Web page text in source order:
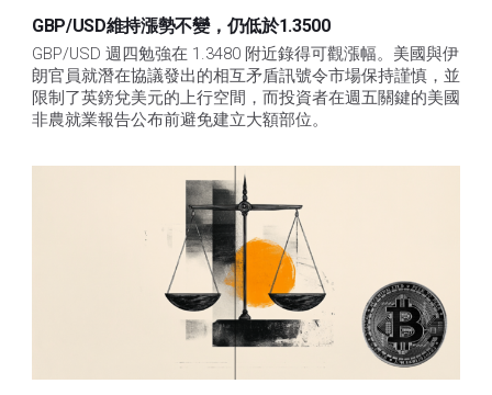
GBP/USD維持漲勢不變，仍低於1.3500
GBP/USD 週四勉強在 1.3480 附近錄得可觀漲幅。美國與伊
朗官員就潛在協議發出的相互矛盾訊號令市場保持謹慎，並
限制了英鎊兌美元的上行空間，而投資者在週五關鍵的美國
非農就業報告公布前避免建立大額部位。